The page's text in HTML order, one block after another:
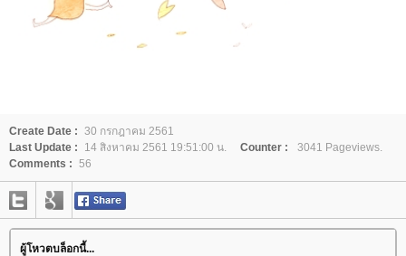
Create Date : 30 กรกฎาคม 2561
Last Update :
14 สิงหาคม 2561 19:51:00 น. Counter :
3041 Pageviews.
Comments : 56
ผู้โหวตบล็อกนี้...